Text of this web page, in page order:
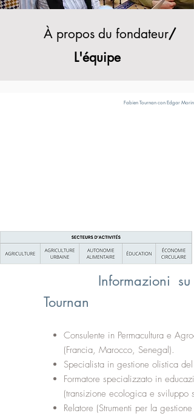
À propos du fondateur/
L'équipe
Fabien Tournan con Edgar Morin
Informazioni su
Tournan
Consulente in Permacultura e
(Francia, Marocco, Senegal).
Specialista in gestione olistica del
Formatore specializzato in
(transizione ecologica e sviluppo
Relatore (Strumenti per la gestione